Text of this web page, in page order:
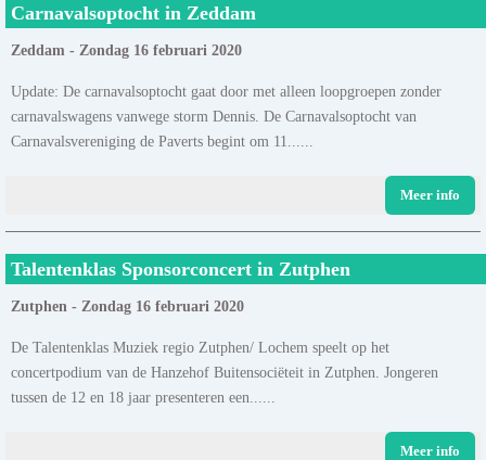
Carnavalsoptocht in Zeddam
Zeddam - Zondag 16 februari 2020
Update: De carnavalsoptocht gaat door met alleen loopgroepen zonder
carnavalswagens vanwege storm Dennis. De Carnavalsoptocht van
Carnavalsvereniging de Paverts begint om 11......
Meer info
Talentenklas Sponsorconcert in Zutphen
Zutphen - Zondag 16 februari 2020
De Talentenklas Muziek regio Zutphen/ Lochem speelt op het
concertpodium van de Hanzehof Buitensociëteit in Zutphen. Jongeren
tussen de 12 en 18 jaar presenteren een......
Meer info